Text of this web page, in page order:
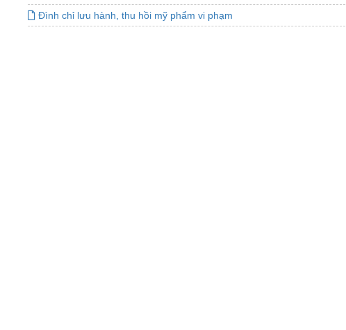
Đình chỉ lưu hành, thu hồi mỹ phẩm vi phạm